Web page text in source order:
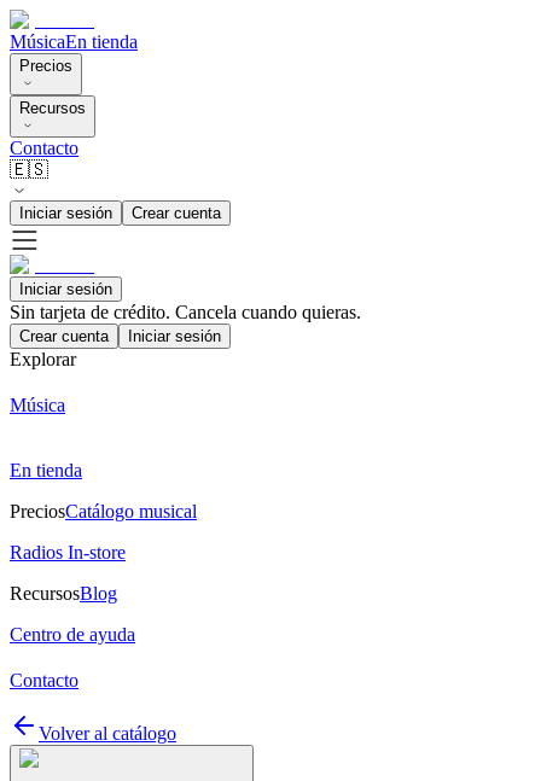
MúsicaEn tienda
Precios
Recursos
Contacto
🇪🇸
Iniciar sesión Crear cuenta
Iniciar sesión
Sin tarjeta de crédito. Cancela cuando quieras.
Crear cuenta Iniciar sesión
Explorar
Música
En tienda
PreciosCatálogo musical
Radios In-store
RecursosBlog
Centro de ayuda
Contacto
Volver al catálogo